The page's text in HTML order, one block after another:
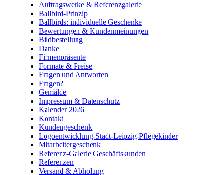
Auftragswerke & Referenzgalerie
Ballbird-Prinzip
Ballbirds: individuelle Geschenke
Bewertungen & Kundenmeinungen
Bildbestellung
Danke
Firmenpräsente
Formate & Preise
Fragen und Antworten
Fragen?
Gemälde
Impressum & Datenschutz
Kalender 2026
Kontakt
Kundengeschenk
Logoentwicklung-Stadt-Leipzig-Pflegekinder
Mitarbeitergeschenk
Referenz-Galerie Geschäftskunden
Referenzen
Versand & Abholung